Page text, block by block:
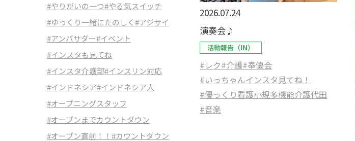
2026.07.24
演奏会♪
活動報告（IN）
#レク#介護#奉優会
#いっちゃんインスタ見てね！
#優っくり看護小規多機能介護代田
#音楽
#やりがいの一つ#やる気スイッチ
#ゆっくり一緒にたのしく #アジサイ
#アンバサダー#イベント
#インスタも見てね
#インスタ介護部#インスリン対応
#インドネシア#インドネシア人
#オープニングスタッフ
#オープンまでカウントダウン
#オープン直前！！ #カウントダウン